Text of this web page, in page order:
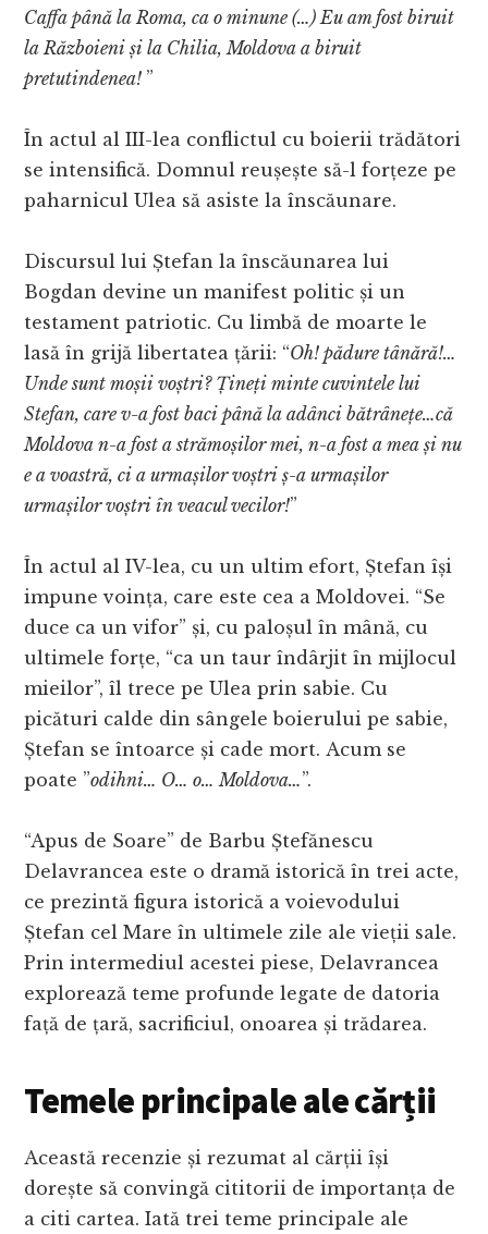
Caffa până la Roma, ca o minune (…) Eu am fost biruit
la Războieni și la Chilia, Moldova a biruit
pretutindenea! ”
În actul al III-lea conflictul cu boierii trădători
se intensifică. Domnul reușește să-l forțeze pe
paharnicul Ulea să asiste la înscăunare.
Discursul lui Ștefan la înscăunarea lui
Bogdan devine un manifest politic și un
testament patriotic. Cu limbă de moarte le
lasă în grijă libertatea țării: “Oh! pădure tânără!…
Unde sunt moșii voștri? Țineți minte cuvintele lui
Stefan, care v-a fost baci până la adânci bătrânețe…că
Moldova n-a fost a strămoșilor mei, n-a fost a mea și nu
e a voastră, ci a urmașilor voștri ș-a urmașilor
urmașilor voștri în veacul vecilor!”
În actul al IV-lea, cu un ultim efort, Ștefan își
impune voința, care este cea a Moldovei. “Se
duce ca un vifor” și, cu paloșul în mână, cu
ultimele forțe, “ca un taur îndârjit în mijlocul
mieilor”, îl trece pe Ulea prin sabie. Cu
picături calde din sângele boierului pe sabie,
Ștefan se întoarce și cade mort. Acum se
poate ”odihni… O… o… Moldova…”.
“Apus de Soare” de Barbu Ștefănescu
Delavrancea este o dramă istorică în trei acte,
ce prezintă figura istorică a voievodului
Ștefan cel Mare în ultimele zile ale vieții sale.
Prin intermediul acestei piese, Delavrancea
explorează teme profunde legate de datoria
față de țară, sacrificiul, onoarea și trădarea.
Temele principale ale cărții
Această recenzie și rezumat al cărții își
dorește să convingă cititorii de importanța de
a citi cartea. Iată trei teme principale ale